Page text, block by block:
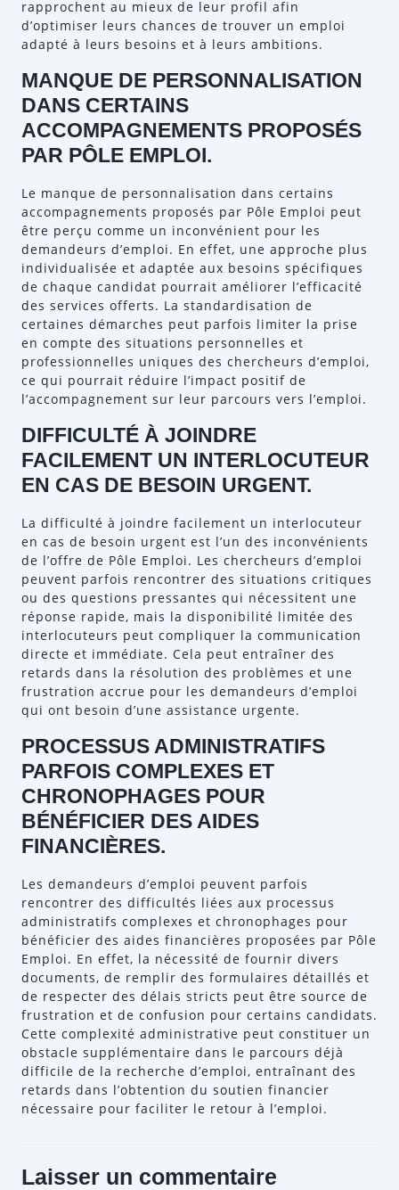
rapprochent au mieux de leur profil afin
d’optimiser leurs chances de trouver un emploi
adapté à leurs besoins et à leurs ambitions.
MANQUE DE PERSONNALISATION
DANS CERTAINS
ACCOMPAGNEMENTS PROPOSÉS
PAR PÔLE EMPLOI.
Le manque de personnalisation dans certains
accompagnements proposés par Pôle Emploi peut
être perçu comme un inconvénient pour les
demandeurs d’emploi. En effet, une approche plus
individualisée et adaptée aux besoins spécifiques
de chaque candidat pourrait améliorer l’efficacité
des services offerts. La standardisation de
certaines démarches peut parfois limiter la prise
en compte des situations personnelles et
professionnelles uniques des chercheurs d’emploi,
ce qui pourrait réduire l’impact positif de
l’accompagnement sur leur parcours vers l’emploi.
DIFFICULTÉ À JOINDRE
FACILEMENT UN INTERLOCUTEUR
EN CAS DE BESOIN URGENT.
La difficulté à joindre facilement un interlocuteur
en cas de besoin urgent est l’un des inconvénients
de l’offre de Pôle Emploi. Les chercheurs d’emploi
peuvent parfois rencontrer des situations critiques
ou des questions pressantes qui nécessitent une
réponse rapide, mais la disponibilité limitée des
interlocuteurs peut compliquer la communication
directe et immédiate. Cela peut entraîner des
retards dans la résolution des problèmes et une
frustration accrue pour les demandeurs d’emploi
qui ont besoin d’une assistance urgente.
PROCESSUS ADMINISTRATIFS
PARFOIS COMPLEXES ET
CHRONOPHAGES POUR
BÉNÉFICIER DES AIDES
FINANCIÈRES.
Les demandeurs d’emploi peuvent parfois
rencontrer des difficultés liées aux processus
administratifs complexes et chronophages pour
bénéficier des aides financières proposées par Pôle
Emploi. En effet, la nécessité de fournir divers
documents, de remplir des formulaires détaillés et
de respecter des délais stricts peut être source de
frustration et de confusion pour certains candidats.
Cette complexité administrative peut constituer un
obstacle supplémentaire dans le parcours déjà
difficile de la recherche d’emploi, entraînant des
retards dans l’obtention du soutien financier
nécessaire pour faciliter le retour à l’emploi.
Laisser un commentaire